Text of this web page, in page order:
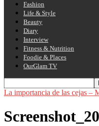
Fashion
Life & Style
Beauty
Diary
Interview
Fitness & Nutrition
Foodie & Places
OurGlam TV
La importancia de las cejas